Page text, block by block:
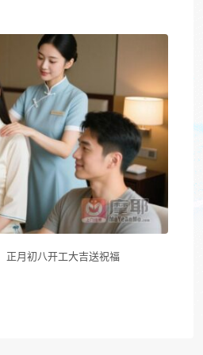
正月初八开工大吉送祝福